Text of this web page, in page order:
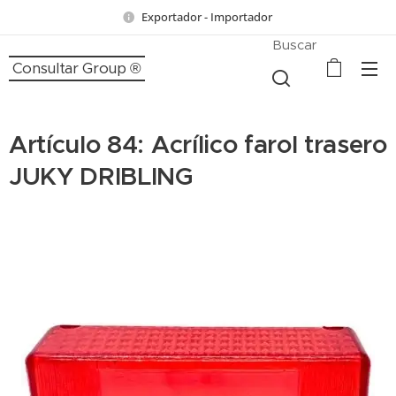
Exportador - Importador
Consultar Group ®
Buscar
Artículo 84: Acrílico farol trasero
JUKY DRIBLING